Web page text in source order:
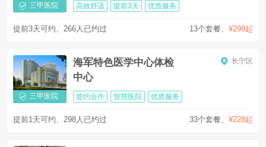
三甲医院 高效舒适 提前3天 优质服务
13个套餐 ¥299起
提前3天可约、266人已约过
三甲医院
海军特色医学中心体检
中心
长宁区
签约合作 智慧医院 优质服务
33个套餐 ¥228起
提前1天可约、298人已约过